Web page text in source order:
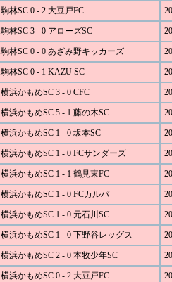
駒林SC 0 - 2 大豆戸FC
駒林SC 3 - 0 アローズSC
駒林SC 0 - 0 あざみ野キッカーズ
駒林SC 0 - 1 KAZU SC
横浜かもめSC 3 - 0 CFC
横浜かもめSC 5 - 1 藤の木SC
横浜かもめSC 1 - 0 坂本SC
横浜かもめSC 1 - 0 FCサンダーズ
横浜かもめSC 1 - 1 鶴見東FC
横浜かもめSC 1 - 0 FCカルパ
横浜かもめSC 1 - 0 元石川SC
横浜かもめSC 1 - 0 下野谷レッグス
横浜かもめSC 2 - 0 本牧少年SC
横浜かもめSC 0 - 2 大豆戸FC